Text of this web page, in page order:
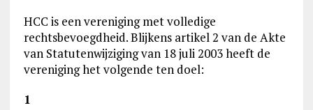
HCC is een vereniging met volledige
rechtsbevoegdheid. Blijkens artikel 2 van de Akte
van Statutenwijziging van 18 juli 2003 heeft de
vereniging het volgende ten doel:
1